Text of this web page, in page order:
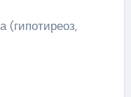
(гипотиреоз,